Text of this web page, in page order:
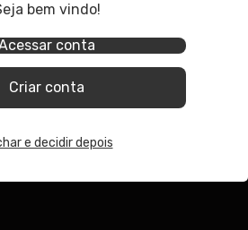
e
Microfone Condensador
Profissional Armer A87
bem vindo!
conta
Criar conta
e decidir depois